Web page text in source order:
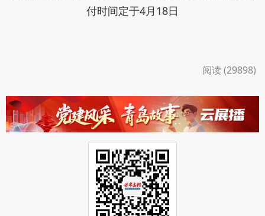
付时间定于4月18日
阅读 (29898)